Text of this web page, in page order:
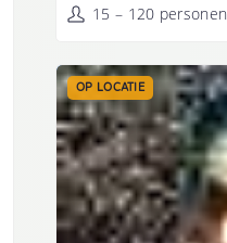
15 – 120 personen
OP LOCATIE